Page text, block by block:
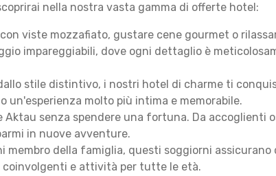
nella nostra vasta gamma di offerte hotel:
viste mozzafiato, gustare cene gourmet o
impareggiabili, dove ogni dettaglio è
stile distintivo, i nostri hotel di charme ti
molto più intima e memorabile.
Aktau senza spendere una fortuna. Da accoglienti
in nuove avventure.
membro della famiglia, questi soggiorni
coinvolgenti e attività per tutte le età.